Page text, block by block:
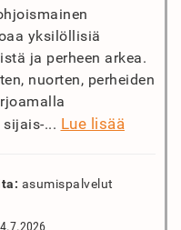
yksilöllisiä
ja perheen arkea.
nuorten, perheiden
... Lue lisää
asumispalvelut